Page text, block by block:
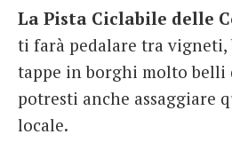
La Pista Ciclabile delle
ti farà pedalare tra
tappe in borghi molto belli
potresti anche assaggiare
locale.